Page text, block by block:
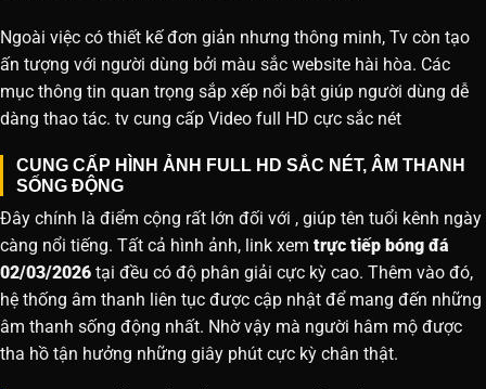
Ngoài việc có thiết kế đơn giản nhưng thông minh, Tv còn tạo
ấn tượng với người dùng bởi màu sắc website hài hòa. Các
mục thông tin quan trọng sắp xếp nổi bật giúp người dùng dễ
dàng thao tác. tv cung cấp Video full HD cực sắc nét
CUNG CẤP HÌNH ẢNH FULL HD SẮC NÉT, ÂM THANH
SỐNG ĐỘNG
Đây chính là điểm cộng rất lớn đối với , giúp tên tuổi kênh ngày
càng nổi tiếng. Tất cả hình ảnh, link xem trực tiếp bóng đá
02/03/2026 tại đều có độ phân giải cực kỳ cao. Thêm vào đó,
hệ thống âm thanh liên tục được cập nhật để mang đến những
âm thanh sống động nhất. Nhờ vậy mà người hâm mộ được
tha hồ tận hưởng những giây phút cực kỳ chân thật.